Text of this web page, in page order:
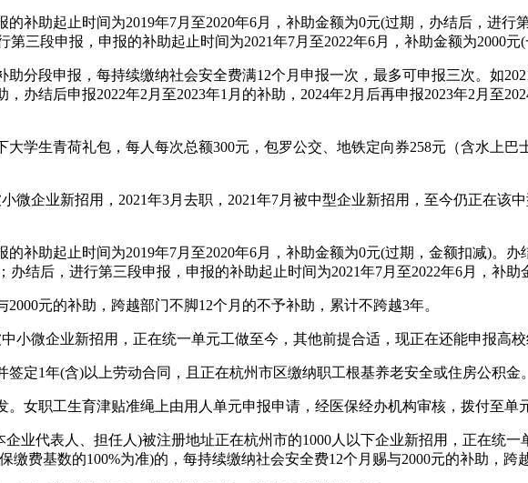
助起止时间为2019年7月至2020年6月，补助金额为0元(过期，办结后，进行
三段申报，申报的补助起止时间为2021年7月至2022年6月，补助金额为2000元(
段申报，每持续缴纳社会安全费满12个月申报一次，最多可申报三次。如
，办结后申报2022年2月至2023年1月的补助，2024年2月后再申报2023年2月至
生青荷礼包，每人每次总额300元，包罗公交、地铁定向券258元（含水上巴
企业新招用，2021年3月去职，2021年7月被中型企业新招用，至今仍正在该
助起止时间为2019年7月至2020年6月，补助金额为0元(过期，金额扣减)。办
办结后，进行第三段申报，申报的补助起止时间为2021年7月至2022年6月，补助
元的补助，跨越部门不脚12个月的不予补助，累计不跨越3年。
微企业新招用，正在统一单元工做至今，其他前提合适，现正在还能申报高校
1年(含)以上劳动合同，且正在杭州市区缴纳职工根基养老安全或住房公积金
职工生育津贴准绳上由用人单元申报申请，经医保经办机构审核，拨付至单
代表人、担任人)被注册地址正在杭州市的1000人以下企业新招用，正在统一
缴费基数的100%为准)的，每持续缴纳社会安全费12个月赐与2000元的补助，跨